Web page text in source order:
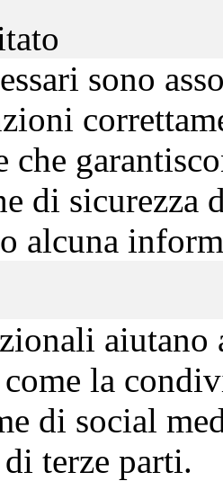
sono
che
di sicurezza
alcuna
aiutano
la
di social
terze parti.